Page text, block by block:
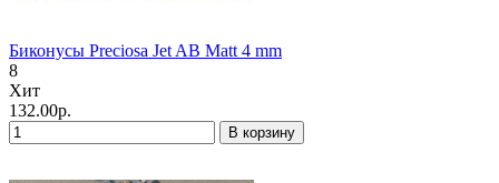
Биконусы Preciosa Jet AB Matt 4 mm
8
Хит
132.00р.
В корзину